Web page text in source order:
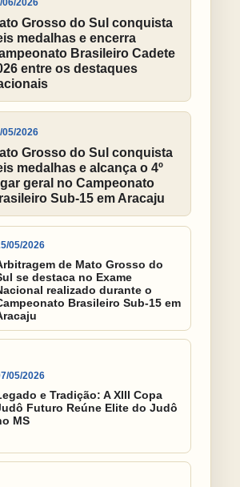
06/2026
Grosso do Sul conquista
medalhas e encerra
Brasileiro Cadete
entre os destaques
05/2026
Grosso do Sul conquista
medalhas e alcança o 4º
geral no Campeonato
Sub-15 em Aracaju
05/2026
de Mato Grosso do
se destaca no Exame
realizado durante o
Brasileiro Sub-15 em
05/2026
e Tradição: A XIII Copa
Futuro Reúne Elite do Judô
MS